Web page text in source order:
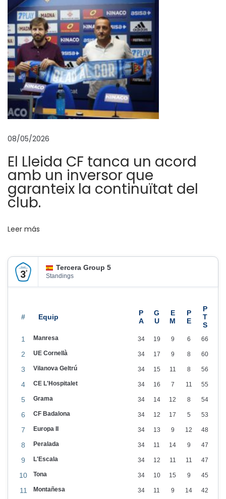
d
e
l
’
A
,
s
t
ò
r
q
e
08/05/2026
El Lleida CF tanca un acord
amb un inversor que
garanteix la continuïtat del
club.
Leer más
Tercera Group 5
Standings
#
1 Manresa 34 19 9 6 66
2 UE Cornellà 34 17 9 8 60
3 Vilanova Geltrú 34 15 11 8 56
4 CE L'Hospitalet 34 16 7 11 55
5 Grama 34 14 12 8 54
6 CF Badalona 34 12 17 5 53
7 Europa II 34 13 9 12 48
8 Peralada 34 11 14 9 47
9 L'Escala 34 12 11 11 47
10 Tona 34 10 15 9 45
11 Montañesa 34 11 9 14 42